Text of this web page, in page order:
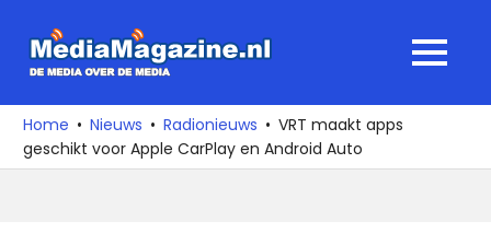
naar
media
over
de
MENU
Home Nieuws Radionieuws
VRT maakt apps
geschikt voor Apple CarPlay en Android Auto